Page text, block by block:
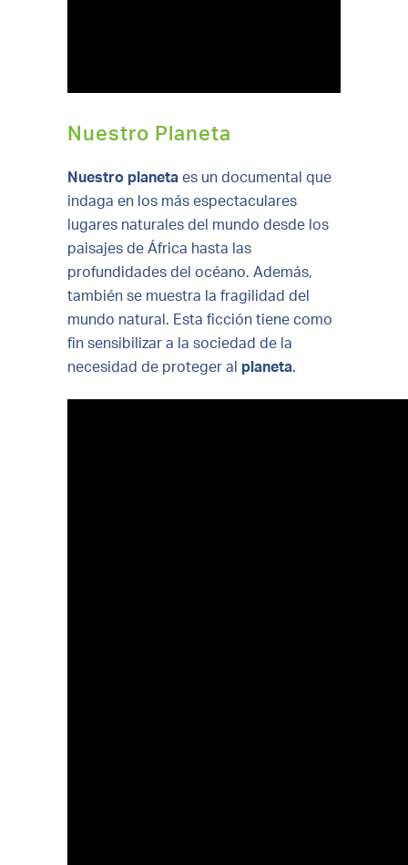
Nuestro Planeta
Nuestro planeta es un documental que
indaga en los más espectaculares
lugares naturales del mundo desde los
paisajes de África hasta las
profundidades del océano. Además,
también se muestra la fragilidad del
mundo natural. Esta ficción tiene como
fin sensibilizar a la sociedad de la
necesidad de proteger al planeta.